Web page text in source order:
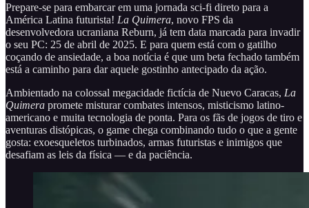
Prepare-se para embarcar em uma jornada sci-fi direto para a
América Latina futurista! La Quimera, novo FPS da
desenvolvedora ucraniana Reburn, já tem data marcada para invadir
o seu PC: 25 de abril de 2025. E para quem está com o gatilho
coçando de ansiedade, a boa notícia é que um beta fechado também
está a caminho para dar aquele gostinho antecipado da ação.
Ambientado na colossal megacidade fictícia de Nuevo Caracas, La
Quimera promete misturar combates intensos, misticismo latino-
americano e muita tecnologia de ponta. Para os fãs de jogos de tiro e
aventuras distópicas, o game chega combinando tudo o que a gente
gosta: exoesqueletos turbinados, armas futuristas e inimigos que
desafiam as leis da física — e da paciência.